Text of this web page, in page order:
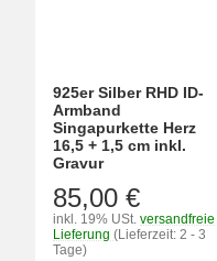
925er Silber RHD ID-
Armband
Singapurkette Herz
16,5 + 1,5 cm inkl.
Gravur
85,00 €
inkl. 19% USt. versandfreie
Lieferung (Lieferzeit: 2 - 3
Tage)